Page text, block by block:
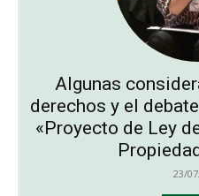
Algunas
derechos y el
«Proyecto de Ley
23/